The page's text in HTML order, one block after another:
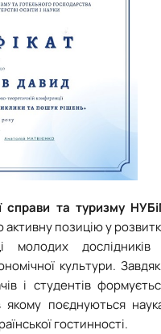
справи та туризму
позицію у
молодих дослідників
культури.
і студентів
якому поєднуються
гостинності.